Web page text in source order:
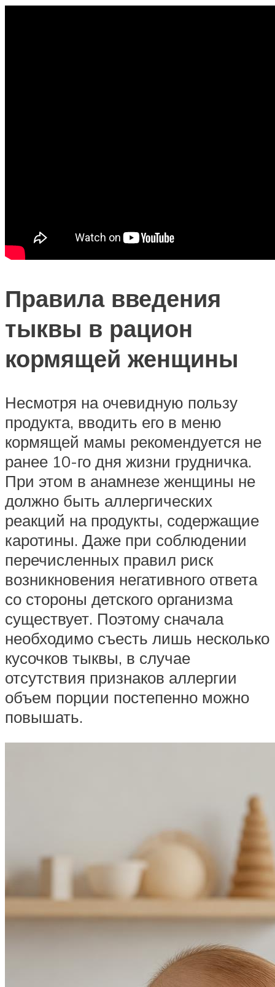
Правила введения
тыквы в рацион
кормящей женщины
Несмотря на очевидную пользу
продукта, вводить его в меню
кормящей мамы рекомендуется не
ранее 10-го дня жизни грудничка.
При этом в анамнезе женщины не
должно быть аллергических
реакций на продукты, содержащие
каротины. Даже при соблюдении
перечисленных правил риск
возникновения негативного ответа
со стороны детского организма
существует. Поэтому сначала
необходимо съесть лишь несколько
кусочков тыквы, в случае
отсутствия признаков аллергии
объем порции постепенно можно
повышать.